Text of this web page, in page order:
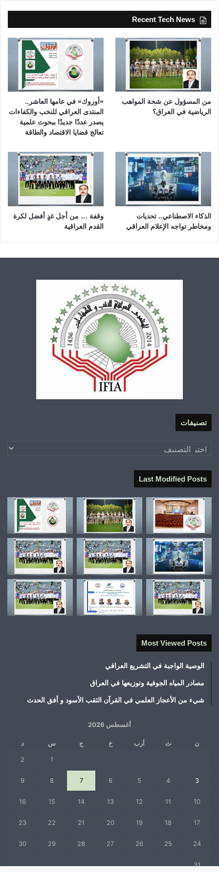
Recent Tech News
من المسؤول عن شحة المواهب
الرياضية في العراق؟
«أوروك» في عامها العاشر..
المنتدى العراقي للنخب والكفاءات
يصدر عددًا جديدًا ببحوث علمية
تعالج قضايا الاقتصاد والطاقة
الذكاء الاصطناعي.. تحديات
ومخاطر تواجه الإعلام العراقي
وقفة … من أجل غدٍ أفضل لكرة
القدم العراقية
تصنيفات
تصنيفات
Last Modified Posts
Most Viewed Posts
الوصية الواجبة في التشريع العراقي
مصادر المياه الجوفية وتوزيعها في العراق
شيء من الأعجاز العلمي في القرآن الثقب الأسود و أفق الحدث
أغسطس 2026
ن ث أرب خ ج س د
1
2
3
4
5
6
7
8
9
10
11
12
13
14
15
16
17
18
19
20
21
22
23
24
25
26
27
28
29
30
31